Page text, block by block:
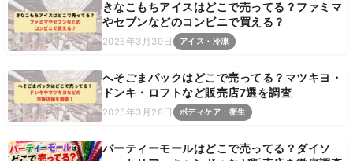
きなこもちアイスはどこで売ってる？ファミマ
やセブンなどのコンビニで買える？
2025年3月30日 アイス・冷凍
へそごまパックはどこで売ってる？マツキヨ・
ドンキ・ロフトなど販売店7選を調査
2025年3月28日 ボディケア・衛生
パーティーモールはどこで売ってる？ダイソ